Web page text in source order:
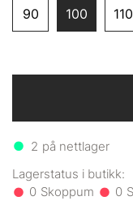
90 100 110
2 på nettlager
0 0